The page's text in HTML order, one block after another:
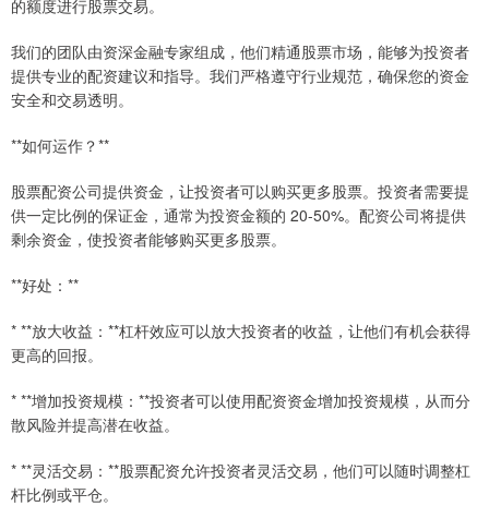
的额度进行股票交易。
我们的团队由资深金融专家组成，他们精通股票市场，能够为投资者
提供专业的配资建议和指导。我们严格遵守行业规范，确保您的资金
安全和交易透明。
**如何运作？**
股票配资公司提供资金，让投资者可以购买更多股票。投资者需要提
供一定比例的保证金，通常为投资金额的 20-50%。配资公司将提供
剩余资金，使投资者能够购买更多股票。
**好处：**
* **放大收益：**杠杆效应可以放大投资者的收益，让他们有机会获得
更高的回报。
* **增加投资规模：**投资者可以使用配资资金增加投资规模，从而分
散风险并提高潜在收益。
* **灵活交易：**股票配资允许投资者灵活交易，他们可以随时调整杠
杆比例或平仓。